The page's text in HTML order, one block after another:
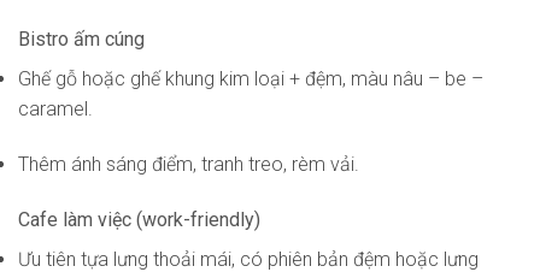
Bistro ấm cúng
Ghế gỗ hoặc ghế khung kim loại + đệm, màu nâu – be –
caramel.
Thêm ánh sáng điểm, tranh treo, rèm vải.
Cafe làm việc (work-friendly)
Ưu tiên tựa lưng thoải mái, có phiên bản đệm hoặc lưng